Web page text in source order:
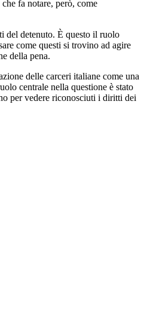
fa notare, però, come
del detenuto. È questo il ruolo
come questi si trovino ad agire
della pena.
delle carceri italiane come una
centrale nella questione è stato
per vedere riconosciuti i diritti dei